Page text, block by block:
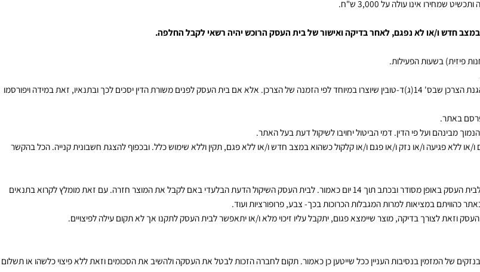
אינו עולה על 3,000 ש"ח.
ו/או לא נפגם, לאחר בדיקה ואישור של בית העסק הרוכש יהיה רשאי לקבל החלפה.
בשעות הפעילות.
שבס'
(ג)ד-טובין שיוצרו במיוחד לפי הזמנה של הצרכן. אלא אם בית העסק לפנים משורת הדין יסכים לכך ובתנאיו, זאת במידה ויפורסמו
פגיעה ו/או נזק ו/או פגם ו/או קלקול כשהוא במצב חדש ו/או ללא פגם, תקין וללא שימוש כלל. ובכפוף להצגת חשבונית קנייה. הכל בהקשר
במציאות למרות המגבלות הכרוכות בכך- צבע, פרופורציות ועוד.
לצורך בדיקה, מוצר שיימצא פגום, יתקבל עליו זיכוי מלא ו/או יתאפשר לבית העסק לתקנו אך לא תקום עילה לפיצויים.